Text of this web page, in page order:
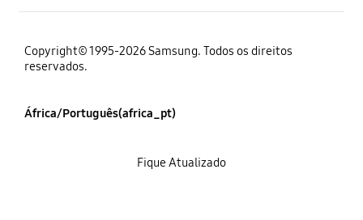
Copyright© 1995-2026 Samsung. Todos os direitos
reservados.
África/Português(africa_pt)
Fique Atualizado